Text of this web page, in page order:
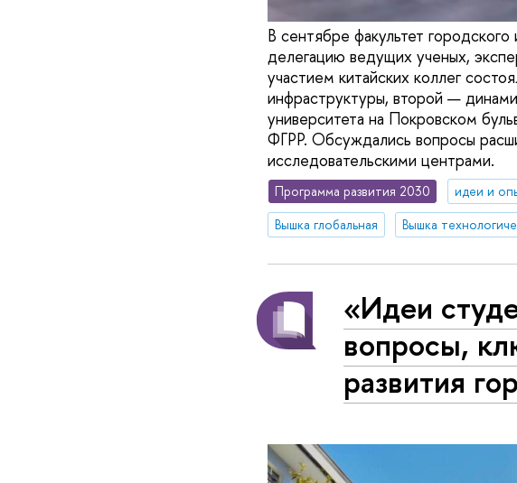
В сентябре факультет
делегацию ведущих ученых,
участием китайских коллег
инфраструктуры, второй —
университета на Покровском
ФГРР. Обсуждались вопросы
исследовательскими центрами.
Программа развития 2030 идеи и
Вышка глобальная
Вышка
«Идеи
вопросы,
развития